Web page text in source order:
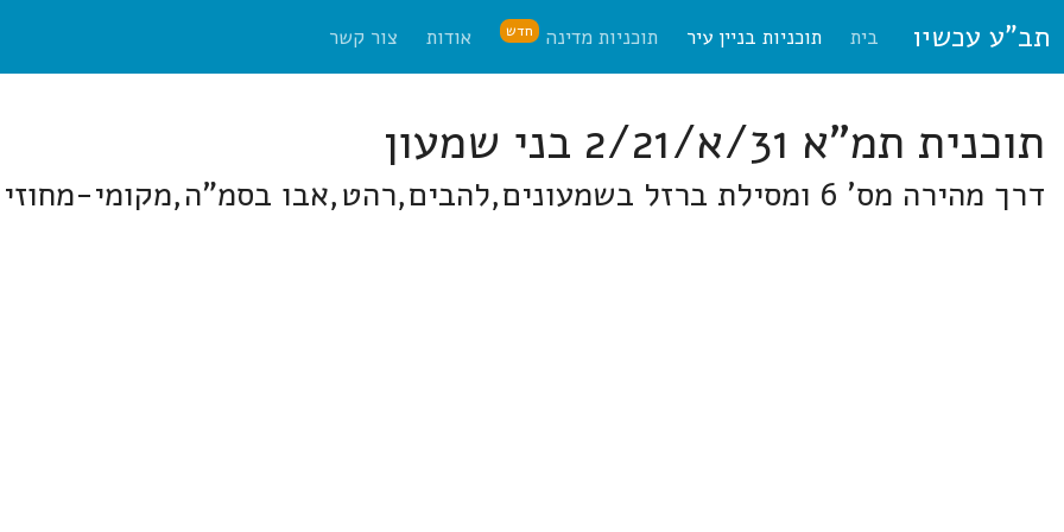
תב"ע עכשיו בית תוכניות בניין עיר תוכניות מדינה חדש אודות צור קשר
תוכנית תמ"א 31/א/2/21 בני שמעון
דרך מהירה מס' 6 ומסילת ברזל בשמעונים,להבים,רהט,אבו בסמ"ה,מקומי-מחוזי